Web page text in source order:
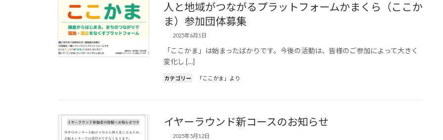
人と地域がつながるプラットフォームかまくら（ここか
ま）参加団体募集
2025年6月1日
「ここかま」は始まったばかりです。今後の活動は、皆様のご参加によって大きく
変化し […]
カテゴリー 「ここかま」より
イヤーラウンド新コースのお知らせ
2025年5月12日